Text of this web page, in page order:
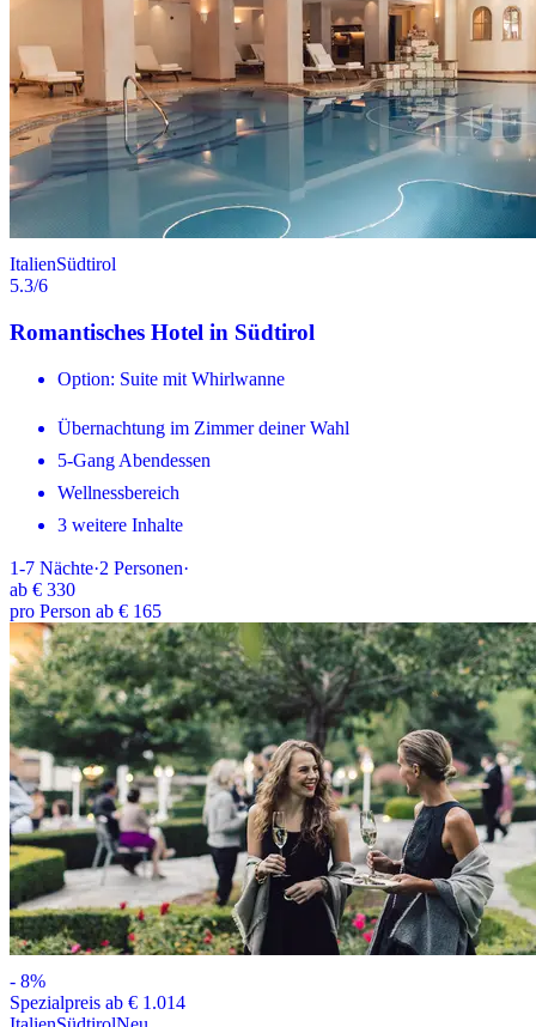
ItalienSüdtirol
5.3/6
Romantisches Hotel in Südtirol
Option: Suite mit Whirlwanne
Übernachtung im Zimmer deiner Wahl
5-Gang Abendessen
Wellnessbereich
3 weitere Inhalte
1-7 Nächte·2 Personen·
ab € 330
pro Person ab € 165
- 8%
Spezialpreis ab € 1.014